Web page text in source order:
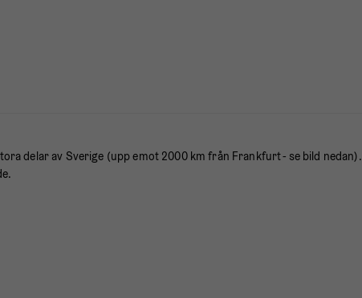
delar av Sverige (upp emot 2000 km från Frankfurt - se bild nedan).